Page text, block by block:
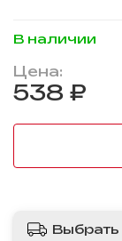
В наличии
Цена:
538 ₽
Выбрать